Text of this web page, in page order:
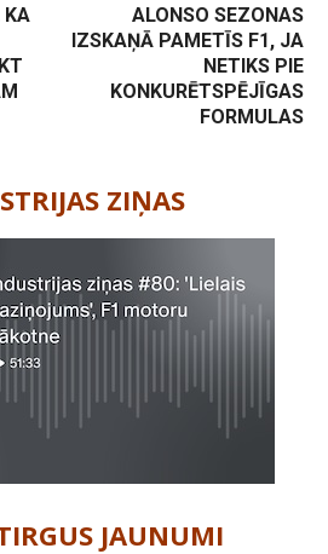
KA
ALONSO SEZONAS
IZSKAŅĀ PAMETĪS F1, JA
NETIKS PIE
KONKURĒTSPĒJĪGAS
FORMULAS
ZIŅAS
JAUNUMI